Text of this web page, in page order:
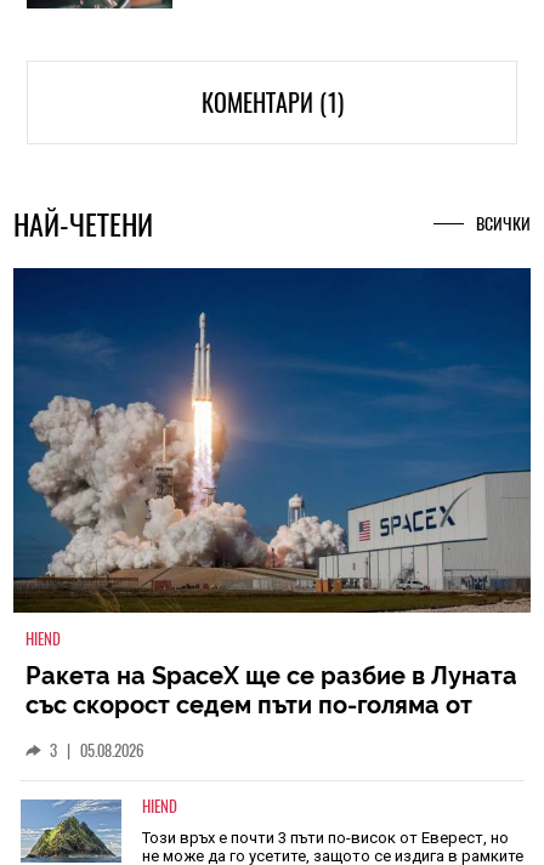
КОМЕНТАРИ (1)
НАЙ-ЧЕТЕНИ ВСИЧКИ
HIEND
Ракета на SpaceX ще се разбие в Луната
със скорост седем пъти по-голяма от
3 | 05.08.2026
HIEND
Този връх е почти 3 пъти по-висок от Еверест, но
не може да го усетите, защото се издига в рамките